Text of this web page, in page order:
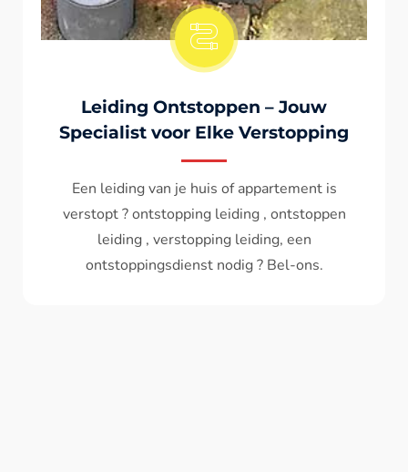
Onstopping Van Wc-Tiolet
Wc spoelt niet meer door ? het water komt
terug ? ontstoppen wc , ontstopping wc , wc
verstopt , een ontstoppingsdienst nodig ?
Bel - ons ? V.A 119€